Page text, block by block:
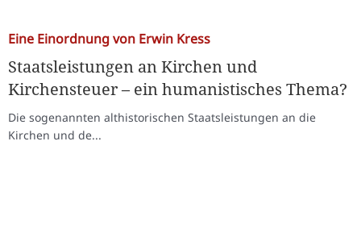
Eine Einordnung von Erwin Kress
Staatsleistungen an Kirchen und
Kirchensteuer – ein humanistisches Thema?
Die sogenannten althistorischen Staatsleistungen an die
Kirchen und de...